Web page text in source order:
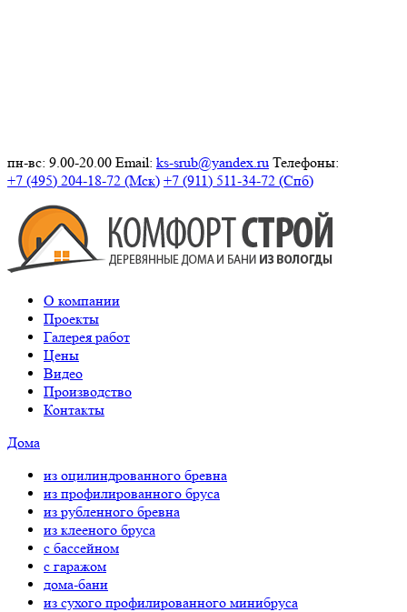
пн-вс: 9.00-20.00 Email: ks-srub@yandex.ru Телефоны:
+7 (495) 204-18-72 (Мск) +7 (911) 511-34-72 (Спб)
О компании
Проекты
Галерея работ
Цены
Видео
Производство
Контакты
Дома
из оцилиндрованного бревна
из профилированного бруса
из рубленного бревна
из клееного бруса
с бассейном
с гаражом
дома-бани
из сухого профилированного минибруса